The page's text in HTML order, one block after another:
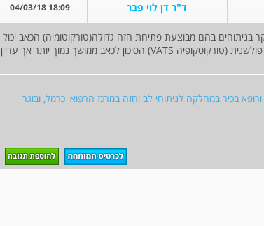
ד"ר דן לוי פבר 18:09 04/03/18
בהם מבוצעת פתיחת חזה גדולה(טורקוטומיה) הכאב יכול
להמשך זמן רב ואף להשאר לכל החיים. בגישה זעיר פולשנית (טורקוסקופיה VATS) הסיכון לכאב ממושך נמוך יותר אך עדיין
בכיר במחלקה לניתוחי לב וחזה במרכז הרפואי כרמל, ובוגר